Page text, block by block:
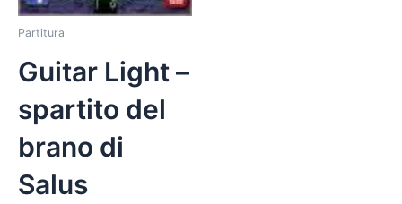
Partitura
Guitar Light–
spartito del
brano di
Salus